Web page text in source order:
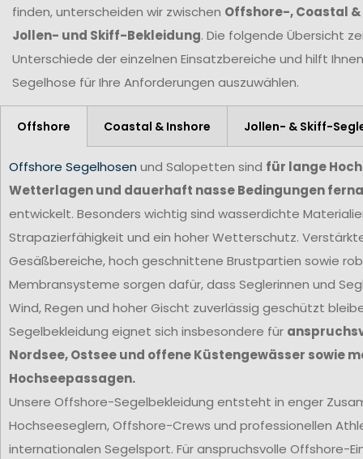
finden, unterscheiden wir zwischen Offshore-, Coastal
Jollen- und Skiff-Bekleidung. Die folgende Übersicht
Unterschiede der einzelnen Einsatzbereiche und hilft
Segelhose für Ihre Anforderungen auszuwählen.
Offshore Coastal & Inshore Jollen- & Skiff-
Offshore Segelhosen und Salopetten sind für lange
Wetterlagen und dauerhaft nasse Bedingungen
entwickelt. Besonders wichtig sind wasserdichte
Strapazierfähigkeit und ein hoher Wetterschutz.
Gesäßbereiche, hoch geschnittene Brustpartien sowie
Membransysteme sorgen dafür, dass Seglerinnen und
Wind, Regen und hoher Gischt zuverlässig geschützt
Segelbekleidung eignet sich insbesondere für
Nordsee, Ostsee und offene Küstengewässer sowie
Hochseepassagen.
Unsere Offshore-Segelbekleidung entsteht in enger
Hochseeseglern, Offshore-Crews und professionellen
internationalen Segelsport. Für anspruchsvolle Offshore-